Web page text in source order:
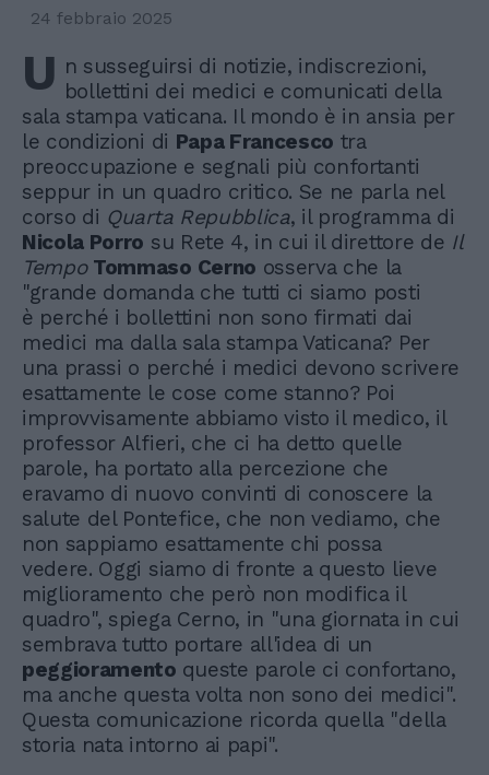
24 febbraio 2025
U n susseguirsi di notizie, indiscrezioni,
bollettini dei medici e comunicati della
sala stampa vaticana. Il mondo è in ansia per
le condizioni di Papa Francesco tra
preoccupazione e segnali più confortanti
seppur in un quadro critico. Se ne parla nel
corso di Quarta Repubblica, il programma di
Nicola Porro su Rete 4, in cui il direttore de Il
Tempo Tommaso Cerno osserva che la
"grande domanda che tutti ci siamo posti
è perché i bollettini non sono firmati dai
medici ma dalla sala stampa Vaticana? Per
una prassi o perché i medici devono scrivere
esattamente le cose come stanno? Poi
improvvisamente abbiamo visto il medico, il
professor Alfieri, che ci ha detto quelle
parole, ha portato alla percezione che
eravamo di nuovo convinti di conoscere la
salute del Pontefice, che non vediamo, che
non sappiamo esattamente chi possa
vedere. Oggi siamo di fronte a questo lieve
miglioramento che però non modifica il
quadro", spiega Cerno, in "una giornata in cui
sembrava tutto portare all'idea di un
peggioramento queste parole ci confortano,
ma anche questa volta non sono dei medici".
Questa comunicazione ricorda quella "della
storia nata intorno ai papi".